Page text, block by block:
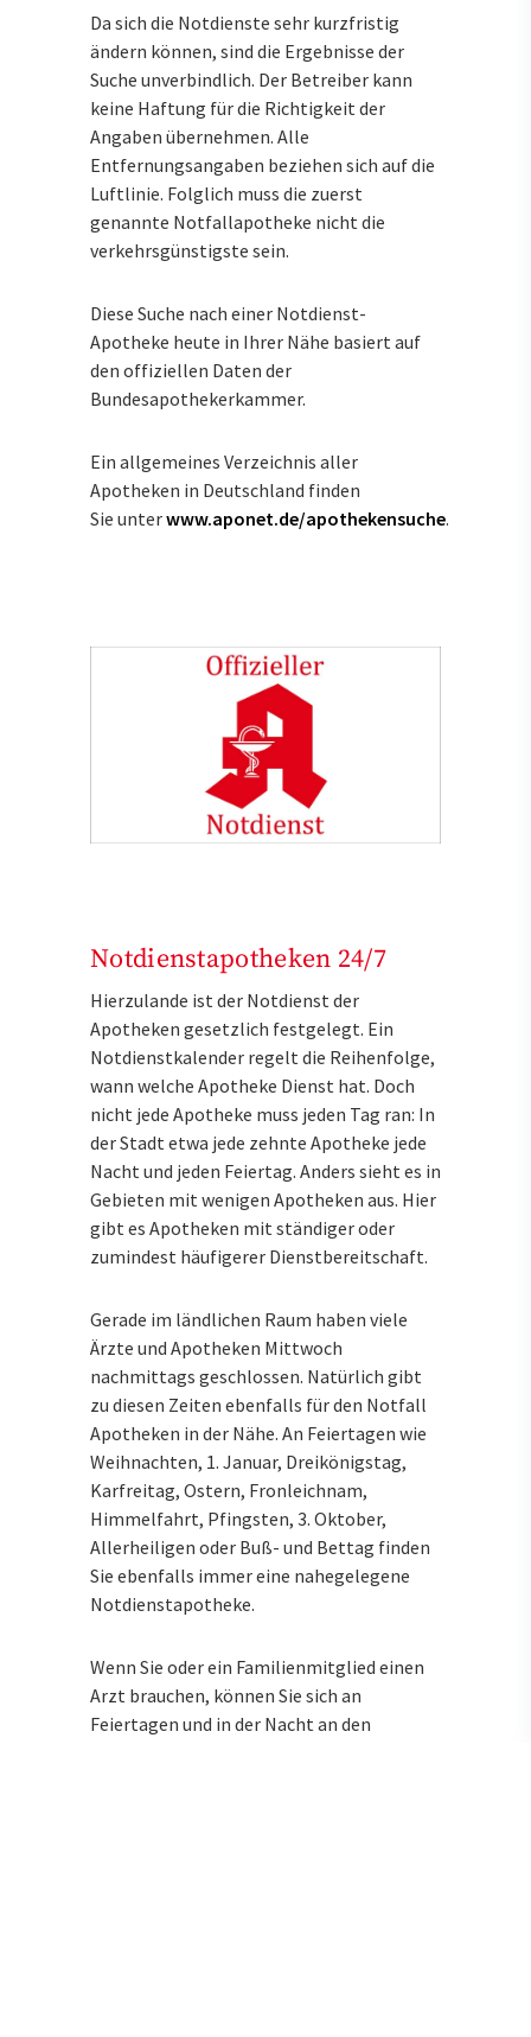
Da sich die Notdienste sehr kurzfristig
ändern können, sind die Ergebnisse der
Suche unverbindlich. Der Betreiber kann
keine Haftung für die Richtigkeit der
Angaben übernehmen. Alle
Entfernungsangaben beziehen sich auf die
Luftlinie. Folglich muss die zuerst
genannte Notfallapotheke nicht die
verkehrsgünstigste sein.
Diese Suche nach einer Notdienst-
Apotheke heute in Ihrer Nähe basiert auf
den offiziellen Daten der
Bundesapothekerkammer.
Ein allgemeines Verzeichnis aller
Apotheken in Deutschland finden
Sie unterwww.aponet.de/apothekensuche.
Notdienstapotheken 24/7
Hierzulande ist der Notdienst der
Apotheken gesetzlich festgelegt. Ein
Notdienstkalender regelt die Reihenfolge,
wann welche Apotheke Dienst hat. Doch
nicht jede Apotheke muss jeden Tag ran: In
der Stadt etwa jede zehnte Apotheke jede
Nacht und jeden Feiertag. Anders sieht es in
Gebieten mit wenigen Apotheken aus. Hier
gibt es Apotheken mit ständiger oder
zumindest häufigerer Dienstbereitschaft.
Gerade im ländlichen Raum haben viele
Ärzte und Apotheken Mittwoch
nachmittags geschlossen. Natürlich gibt
zu diesen Zeiten ebenfalls für den Notfall
Apotheken in der Nähe. An Feiertagen wie
Weihnachten, 1. Januar, Dreikönigstag,
Karfreitag, Ostern, Fronleichnam,
Himmelfahrt, Pfingsten, 3. Oktober,
Allerheiligen oder Buß- und Bettag finden
Sie ebenfalls immer eine nahegelegene
Notdienstapotheke.
Wenn Sie oder ein Familienmitglied einen
Arzt brauchen, können Sie sich an
Feiertagen und in der Nacht an den